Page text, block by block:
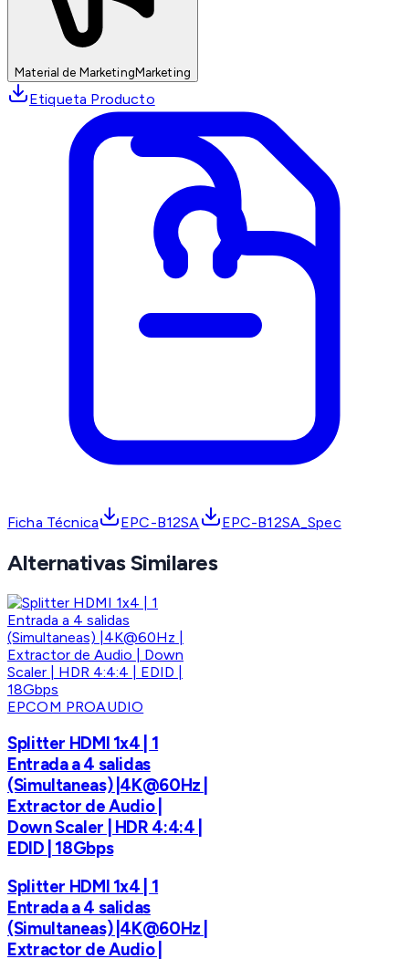
Material de MarketingMarketing
Etiqueta Producto
Ficha Técnica EPC-B12SA EPC-B12SA_Spec
Alternativas Similares
EPCOM PROAUDIO
Splitter HDMI 1x4 | 1
Entrada a 4 salidas
(Simultaneas) |4K@60Hz |
Extractor de Audio |
Down Scaler | HDR 4:4:4 |
EDID | 18Gbps
Splitter HDMI 1x4 | 1
Entrada a 4 salidas
(Simultaneas) |4K@60Hz |
Extractor de Audio |